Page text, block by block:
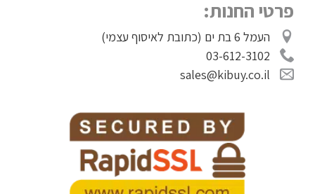
פרטי החנות:
העמל 6 בת ים (כתובת לאיסוף עצמי)
03-612-3102
sales@kibuy.co.il